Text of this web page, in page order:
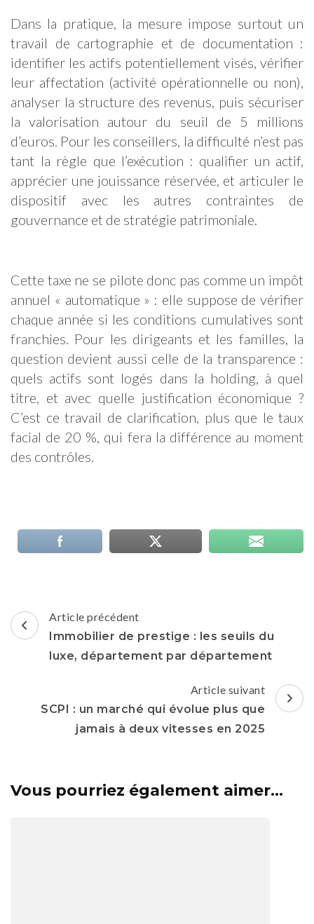
Dans la pratique, la mesure impose surtout un
travail de cartographie et de documentation :
identifier les actifs potentiellement visés, vérifier
leur affectation (activité opérationnelle ou non),
analyser la structure des revenus, puis sécuriser
la valorisation autour du seuil de 5 millions
d’euros. Pour les conseillers, la difficulté n’est pas
tant la règle que l’exécution : qualifier un actif,
apprécier une jouissance réservée, et articuler le
dispositif avec les autres contraintes de
gouvernance et de stratégie patrimoniale.
Cette taxe ne se pilote donc pas comme un impôt
annuel « automatique » : elle suppose de vérifier
chaque année si les conditions cumulatives sont
franchies. Pour les dirigeants et les familles, la
question devient aussi celle de la transparence :
quels actifs sont logés dans la holding, à quel
titre, et avec quelle justification économique ?
C’est ce travail de clarification, plus que le taux
facial de 20 %, qui fera la différence au moment
des contrôles.
Navigation
d'article
Article précédent
Immobilier de prestige : les seuils du
luxe, département par département
Article suivant
SCPI : un marché qui évolue plus que
jamais à deux vitesses en 2025
Vous pourriez également aimer...